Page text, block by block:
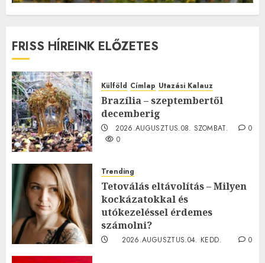
FRISS HÍREINK ELŐZETES
Külföld Címlap Utazási Kalauz
Brazília – szeptembertől
decemberig
2026.AUGUSZTUS.08. SZOMBAT.
0
0
Trending
Tetoválás eltávolítás – Milyen
kockázatokkal és
utókezeléssel érdemes
számolni?
2026.AUGUSZTUS.04. KEDD.
0